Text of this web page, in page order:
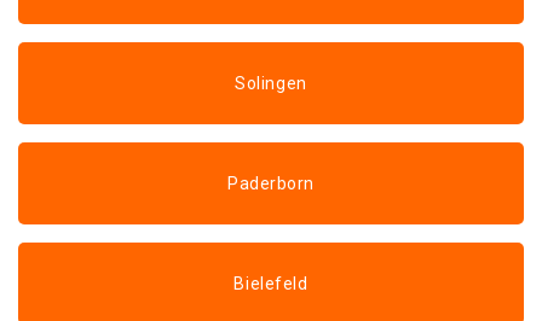
Solingen
Paderborn
Bielefeld